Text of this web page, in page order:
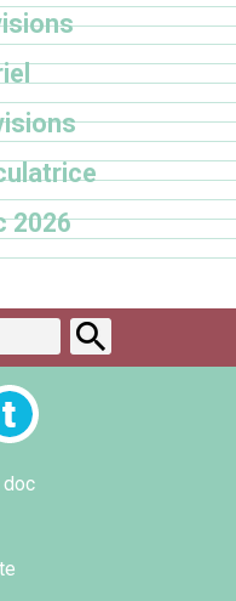
2026
doc